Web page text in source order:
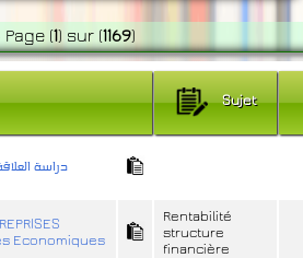
Page(1) sur(1169)
Sujet
دراسة العلاقة
Economiques
Rentabilité
structure
financière